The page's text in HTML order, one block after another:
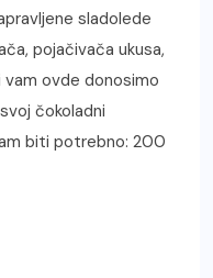
sladolede
pojačivača ukusa,
ovde donosimo
čokoladni
biti potrebno: 200